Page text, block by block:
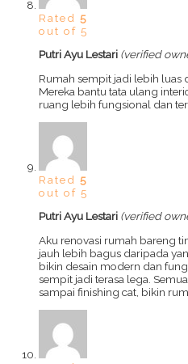
Rated 5
out of 5
Putri Ayu Lestari (verified
Rumah sempit jadi lebih luas
Mereka bantu tata ulang
ruang lebih fungsional dan
Rated 5
out of 5
Putri Ayu Lestari (verified
Aku renovasi rumah bareng
jauh lebih bagus daripada
bikin desain modern dan
sempit jadi terasa lega.
sampai finishing cat, bikin